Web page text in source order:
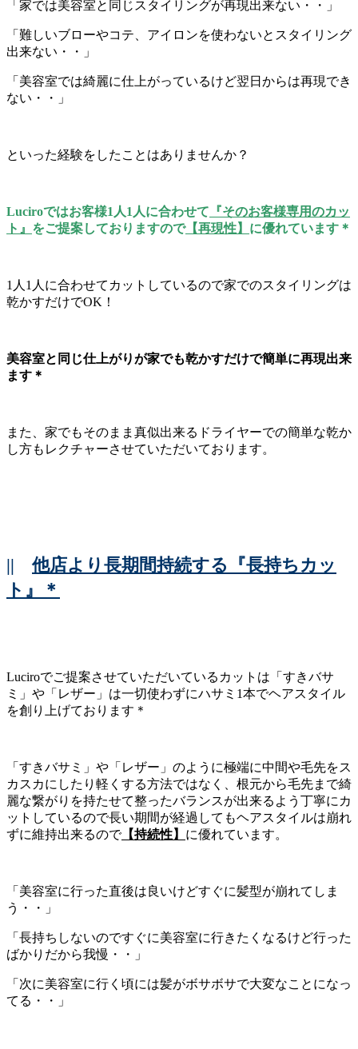
「家では美容室と同じスタイリングが再現出来ない・・」
「難しいブローやコテ、アイロンを使わないとスタイリング
出来ない・・」
「美容室では綺麗に仕上がっているけど翌日からは再現でき
ない・・」
といった経験をしたことはありませんか？
Luciroではお客様1人1人に合わせて 『そのお客様専用のカッ
ト』 をご提案しておりますので【再現性】 に優れています＊
1人1人に合わせてカットしているので家でのスタイリングは
乾かすだけでOK！
美容室と同じ仕上がりが家でも乾かすだけで簡単に再現出来
ます＊
また、家でもそのまま真似出来るドライヤーでの簡単な乾か
し方もレクチャーさせていただいております。
|| 他店より長期間持続する『長持ちカッ
ト』＊
Luciroでご提案させていただいているカットは「すきバサ
ミ」や「レザー」は一切使わずにハサミ1本でヘアスタイル
を創り上げております＊
「すきバサミ」や「レザー」のように極端に中間や毛先をス
カスカにしたり軽くする方法ではなく、根元から毛先まで綺
麗な繋がりを持たせて整ったバランスが出来るよう丁寧にカ
ットしているので長い期間が経過してもヘアスタイルは崩れ
ずに維持出来るので【持続性】 に優れています。
「美容室に行った直後は良いけどすぐに髪型が崩れてしま
う・・」
「長持ちしないのですぐに美容室に行きたくなるけど行った
ばかりだから我慢・・」
「次に美容室に行く頃には髪がボサボサで大変なことになっ
てる・・」